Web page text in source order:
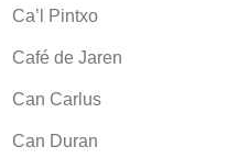
Ca’l Pintxo
Café de Jaren
Can Carlus
Can Duran